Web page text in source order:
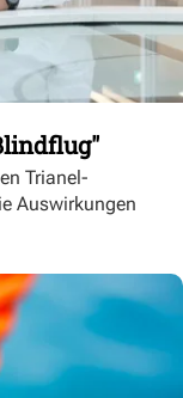
Trianel-
Auswirkungen